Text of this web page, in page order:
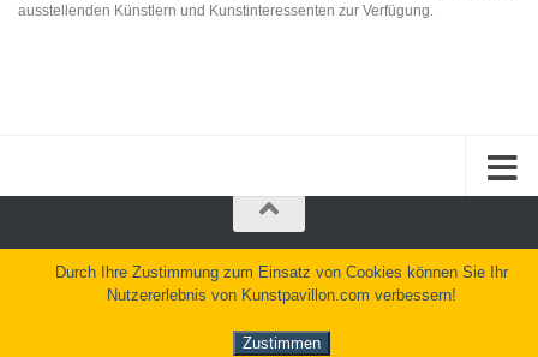
ausstellenden Künstlern und Kunstinteressenten zur Verfügung.
Kunstpavillon.com © 2026. Alle Rechte vorbehalten.
Präsentiert von - Entworfen mit demHueman Theme
Durch Ihre Zustimmung zum Einsatz von Cookies können Sie Ihr
Nutzererlebnis von Kunstpavillon.com verbessern!
Zustimmen